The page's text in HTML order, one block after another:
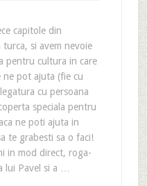
capitole din
turca, si avem nevoie
pentru cultura in care
ne pot ajuta (fie cu
cu persoana
speciala pentru
ne poti ajuta in
te grabesti sa o faci!
in mod direct, roga-
lui Pavel si a …